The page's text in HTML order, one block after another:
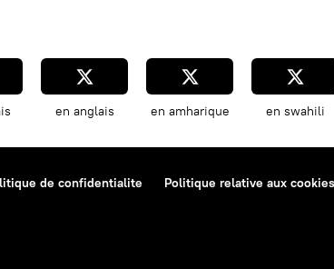
en anglais en amharique en swahili
de confidentialite Politique relative aux cookies